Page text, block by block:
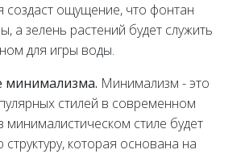
создаст ощущение, что фонтан
а зелень растений будет служить
для игры воды.
минимализма. Минимализм - это
стилей в современном
минималистическом стиле будет
которая основана на